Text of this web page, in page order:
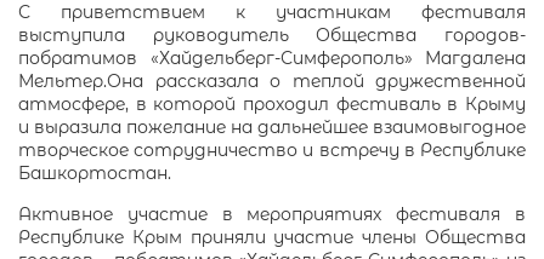
С приветствием к участникам фестиваля
выступила руководитель Общества городов-
побратимов «Хайдельберг-Симферополь» Магдалена
Мельтер.Она рассказала о теплой дружественной
атмосфере, в которой проходил фестиваль в Крыму
и выразила пожелание на дальнейшее взаимовыгодное
творческое сотрудничество и встречу в Республике
Башкортостан.
Активное участие в мероприятиях фестиваля в
Республике Крым приняли участие члены Общества